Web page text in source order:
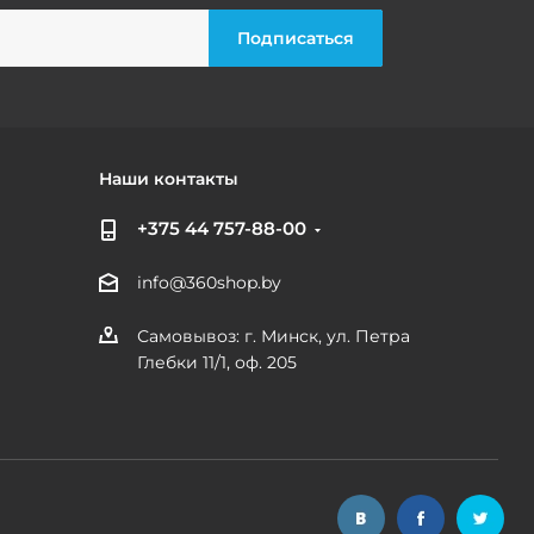
Наши контакты
+375 44 757-88-00
info@360shop.by
Самовывоз: г. Минск, ул. Петра
Глебки 11/1, оф. 205